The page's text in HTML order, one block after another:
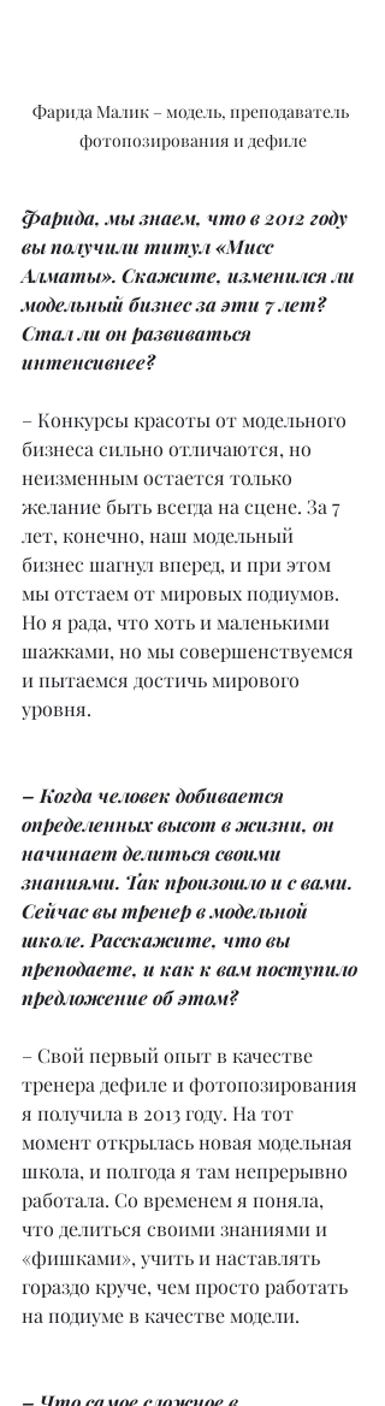
Фарида Малик – модель, преподаватель
фотопозирования и дефиле
Фарида, мы знаем, что в 2012 году
вы получили титул «Мисс
Алматы». Скажите, изменился ли
модельный бизнес за эти 7 лет?
Стал ли он развиваться
интенсивнее?
– Конкурсы красоты от модельного
бизнеса сильно отличаются, но
неизменным остается только
желание быть всегда на сцене. За 7
лет, конечно, наш модельный
бизнес шагнул вперед, и при этом
мы отстаем от мировых подиумов.
Но я рада, что хоть и маленькими
шажками, но мы совершенствуемся
и пытаемся достичь мирового
уровня.
– Когда человек добивается
определенных высот в жизни, он
начинает делиться своими
знаниями. Так произошло и с вами.
Сейчас вы тренер в модельной
школе. Расскажите, что вы
преподаете, и как к вам поступило
предложение об этом?
– Свой первый опыт в качестве
тренера дефиле и фотопозирования
я получила в 2013 году. На тот
момент открылась новая модельная
школа, и полгода я там непрерывно
работала. Со временем я поняла,
что делиться своими знаниями и
«фишками», учить и наставлять
гораздо круче, чем просто работать
на подиуме в качестве модели.